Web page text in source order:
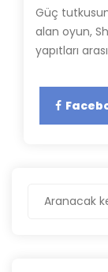
Güç
alan oyun,
yapıtları